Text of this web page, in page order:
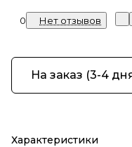
0 Нет отзывов
На заказ (3-4
Характеристики